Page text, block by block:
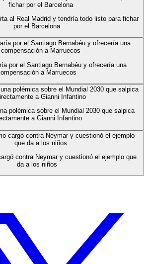
al Real Madrid y tendría todo listo para fichar
por el Barcelona
por el Santiago Bernabéu y ofrecería una
a Marruecos
polémica sobre el Mundial 2030 que salpica
a Gianni Infantino
contra Neymar y cuestionó el ejemplo que
da a los niños